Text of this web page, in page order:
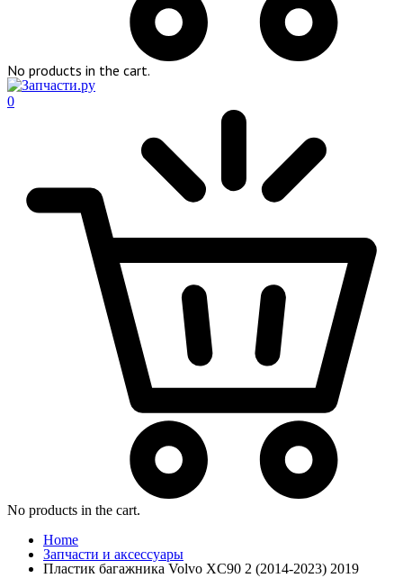
No products in the cart.
0
No products in the cart.
Home
Запчасти и аксессуары
Пластик багажника Volvo XC90 2 (2014-2023) 2019